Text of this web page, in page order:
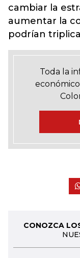
cambiar la
aumentar la
podrían
Toda la
CONOZCA